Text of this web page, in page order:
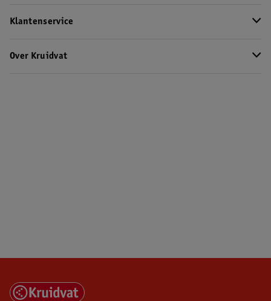
Klantenservice
Over Kruidvat